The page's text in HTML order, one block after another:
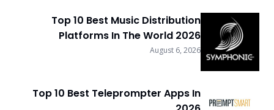
Top 10 Best Music Distribution
Platforms In The World 2026
August 6, 2026
Top 10 Best Teleprompter Apps In